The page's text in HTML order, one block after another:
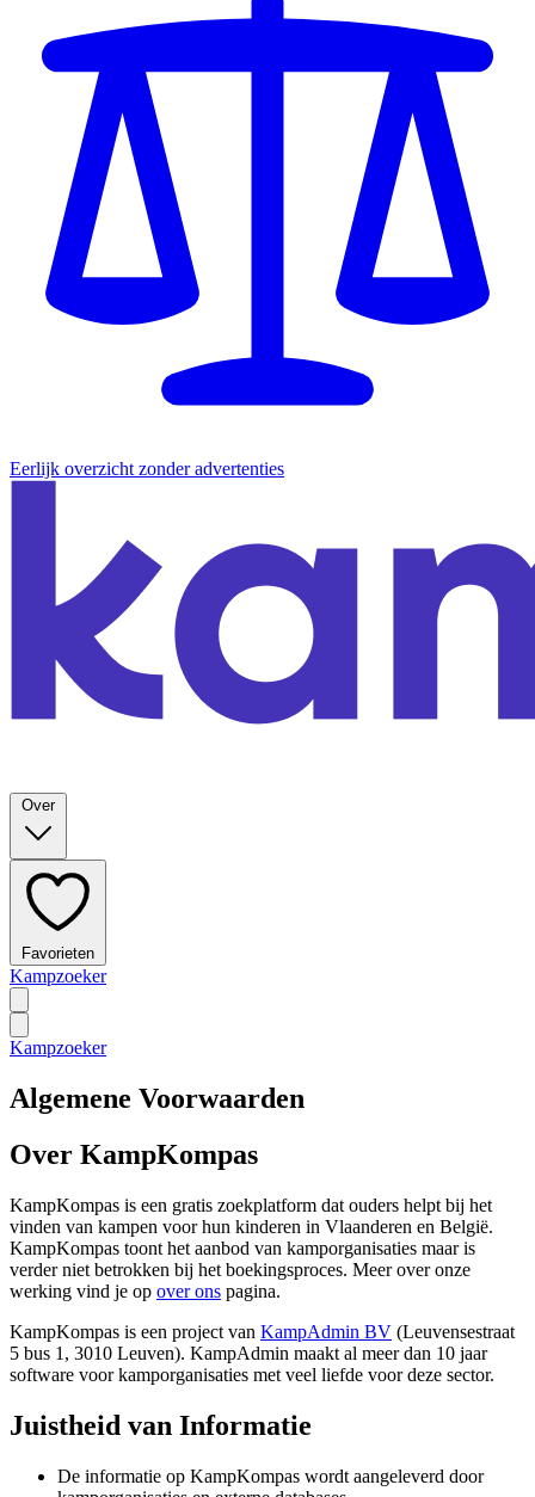
Eerlijk overzicht zonder advertenties
Over
Favorieten
Kampzoeker
Kampzoeker
Algemene Voorwaarden
Over KampKompas
KampKompas is een gratis zoekplatform dat ouders helpt bij het
vinden van kampen voor hun kinderen in Vlaanderen en België.
KampKompas toont het aanbod van kamporganisaties maar is
verder niet betrokken bij het boekingsproces. Meer over onze
werking vind je op over ons pagina.
KampKompas is een project van KampAdmin BV (Leuvensestraat
5 bus 1, 3010 Leuven). KampAdmin maakt al meer dan 10 jaar
software voor kamporganisaties met veel liefde voor deze sector.
Juistheid van Informatie
De informatie op KampKompas wordt aangeleverd door